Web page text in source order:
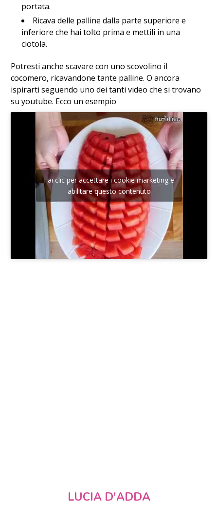
portata.
Ricava delle palline dalla parte superiore e
inferiore che hai tolto prima e mettili in una
ciotola.
Potresti anche scavare con uno scovolino il
cocomero, ricavandone tante palline. O ancora
ispirarti seguendo uno dei tanti video che si trovano
su youtube. Ecco un esempio
Fai clic per accettare i cookie marketing e
abilitare questo contenuto
LUCIA D'ADDA